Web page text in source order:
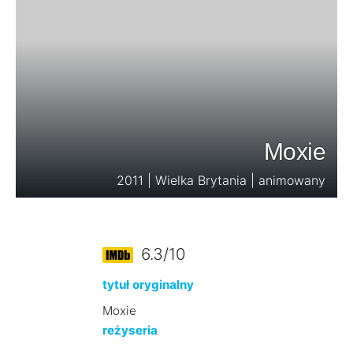
Moxie
2011 | Wielka Brytania | animowany
6.3/10
tytuł oryginalny
Moxie
reżyseria